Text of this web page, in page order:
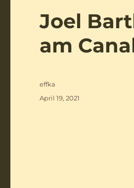
Joel
am
Autor
effka
Veröffentlicht
April 19, 2021